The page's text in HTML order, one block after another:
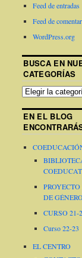
Feed de entradas
Feed de
WordPress.org
BUSCA EN
CATEGORÍAS
EN EL BLOG
DE
CURSO 21-
Curso 22-23
EL CENTRO